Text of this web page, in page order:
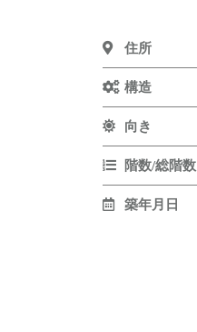
住所
構造
向き
階数/総階数
築年月日